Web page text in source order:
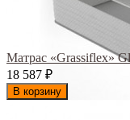
Матрас «Grassiflex»
18 587 ₽
В корзину